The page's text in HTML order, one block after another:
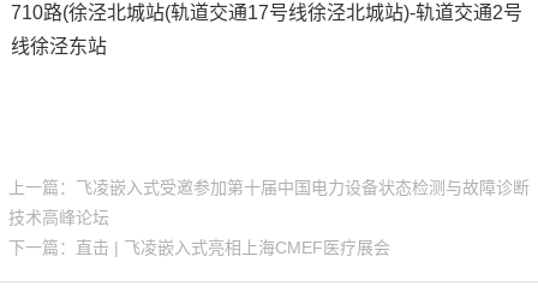
710路(徐泾北城站(轨道交通17号线徐泾北城站)-轨道交通2号
线徐泾东站
上一篇：飞凌嵌入式受邀参加第十届中国电力设备状态检测与故障诊断
技术高峰论坛
下一篇：直击 | 飞凌嵌入式亮相上海CMEF医疗展会